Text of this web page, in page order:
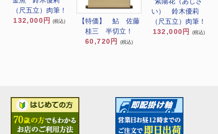
（尺五立）肉筆！
132,000円
(税込)
【特価】 鮎 佐藤
桂三 半切立！
60,720円
(税込)
い） 鈴木優莉
（尺五立）肉筆！
132,000円
(税込)